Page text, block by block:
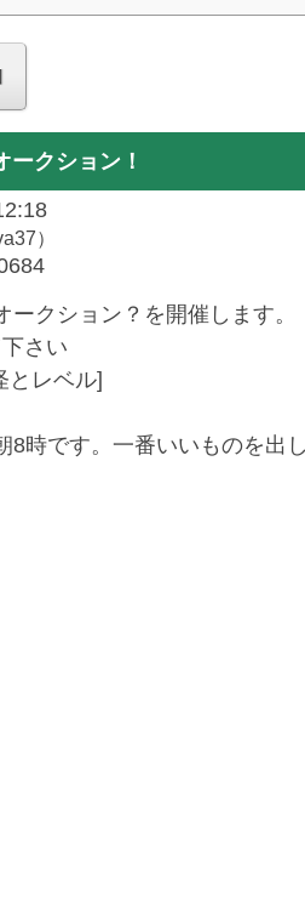
ークション！
）
ークション？を開催します。
さい
とレベル]
8時です。一番いいものを出